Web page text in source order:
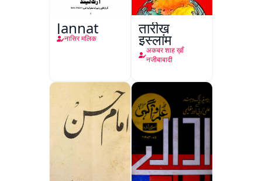
Jannat
नासिर मलिक
तारीख़
इस्लाम
अकबर शाह ख़ाँ
नजीबाबादी